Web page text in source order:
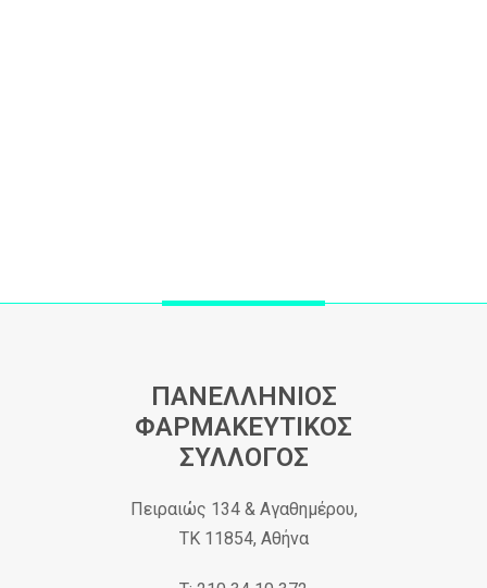
ΠΑΝΕΛΛΗΝΙΟΣ
ΦΑΡΜΑΚΕΥΤΙΚΟΣ
ΣΥΛΛΟΓΟΣ
Πειραιώς 134 & Αγαθημέρου,
ΤΚ 11854, Αθήνα